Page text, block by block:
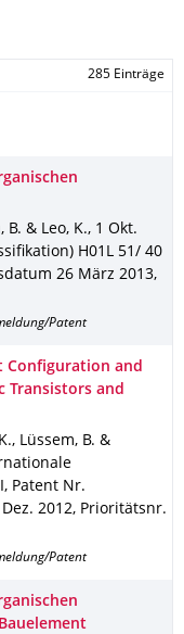
285 Einträge
B. & Leo, K., 1 Okt.
H01L 51/ 40
26 März 2013,
Patent
Configuration and
Transistors and
Lüssem, B. &
, Patent Nr.
2012, Prioritätsnr.
Patent